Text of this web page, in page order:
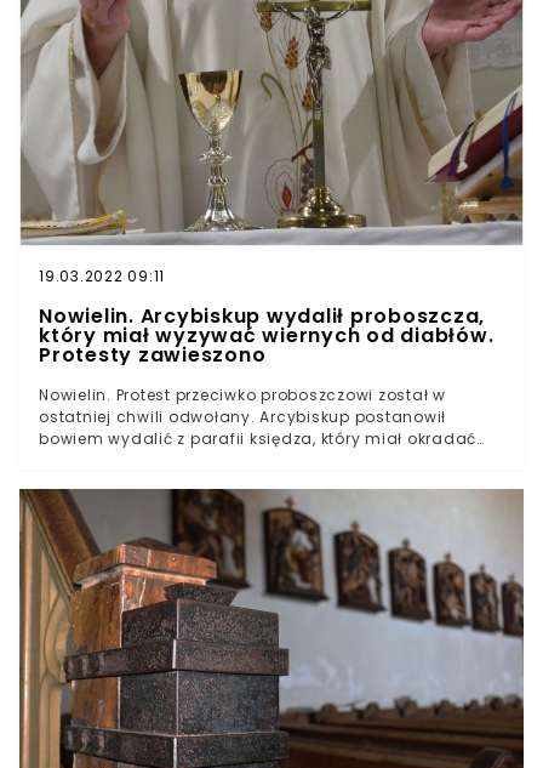
19.03.2022 09:11
Nowielin. Arcybiskup wydalił proboszcza,
który miał wyzywać wiernych od diabłów.
Protesty zawieszono
Nowielin. Protest przeciwko proboszczowi został w
ostatniej chwili odwołany. Arcybiskup postanowił
bowiem wydalić z parafii księdza, który miał okradać
siekierą i szlifierką.